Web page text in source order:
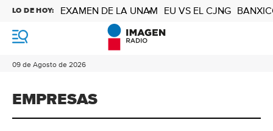
M
n
09 de Agosto de 2026
LO DE HOY: EXAMEN DE LA UNAM EU VS EL CJNG
EMPRESAS